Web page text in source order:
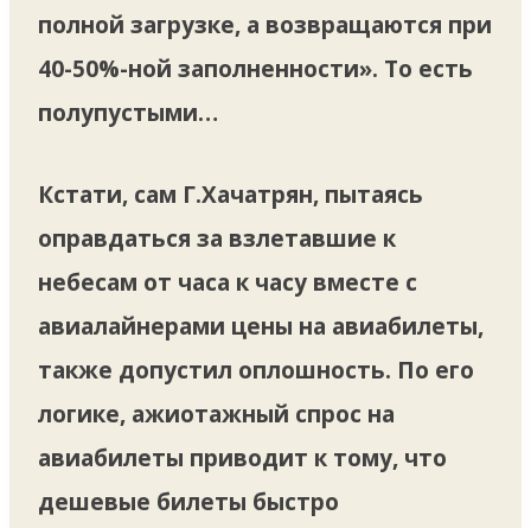
полной загрузке, а возвращаются при
40-50%-ной заполненности». То есть
полупустыми…
Кстати, сам Г.Хачатрян, пытаясь
оправдаться за взлетавшие к
небесам от часа к часу вместе с
авиалайнерами цены на авиабилеты,
также допустил оплошность. По его
логике, ажиотажный спрос на
авиабилеты приводит к тому, что
дешевые билеты быстро